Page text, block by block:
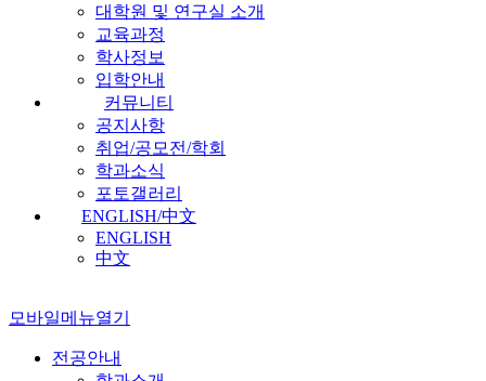
대학원 및 연구실 소개
교육과정
학사정보
입학안내
커뮤니티
공지사항
취업/공모전/학회
학과소식
포토갤러리
ENGLISH/中文
ENGLISH
中文
모바일메뉴열기
전공안내